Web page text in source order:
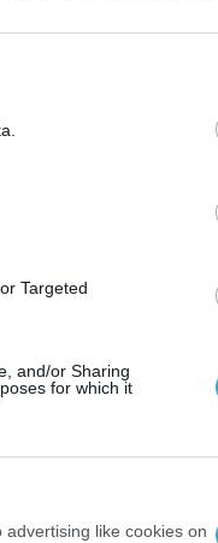
Targeted
and/or Sharing
for which it
like cookies on
ένα
Το
λήξη του
για
βιομηχανίας.